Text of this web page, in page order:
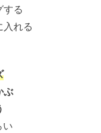
る
れる
ぶ